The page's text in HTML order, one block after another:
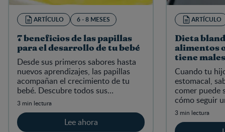
ARTÍCULO 6 - 8 MESES
7 beneficios de las papillas
para el desarrollo de tu bebé
Desde sus primeros sabores hasta
nuevos aprendizajes, las papillas
acompañan el crecimiento de tu
bebé. Descubre todos sus
beneficios.
3 min lectura
Lee ahora
ARTÍCULO
Dieta
alimentos
tiene
Cuando tu
estomacal,
comer puede
cómo seguir
niños.
3 min lectura